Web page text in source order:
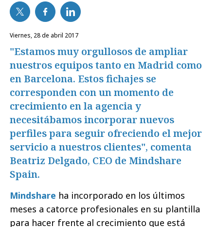
viernes, 28 de abril 2017
"Estamos muy orgullosos de ampliar
nuestros equipos tanto en Madrid como
en Barcelona. Estos fichajes se
corresponden con un momento de
crecimiento en la agencia y
necesitábamos incorporar nuevos
perfiles para seguir ofreciendo el mejor
servicio a nuestros clientes", comenta
Beatriz Delgado, CEO de Mindshare
Spain.
Mindshare ha incorporado en los últimos
meses a catorce profesionales en su plantilla
para hacer frente al crecimiento que está